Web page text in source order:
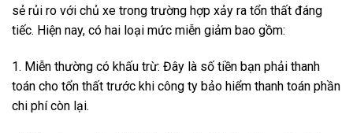
sẻ rủi ro với chủ xe trong trường hợp xảy ra tổn thất đáng
tiếc. Hiện nay, có hai loại mức miễn giảm bao gồm:
1. Miễn thường có khấu trừ: Đây là số tiền bạn phải thanh
toán cho tổn thất trước khi công ty bảo hiểm thanh toán phần
chi phí còn lại.